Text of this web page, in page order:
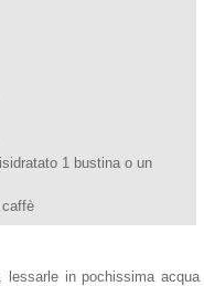
1 bustina o un
lessarle in pochissima acqua